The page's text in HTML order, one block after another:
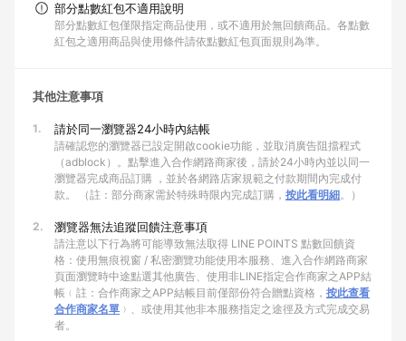
部分點數紅包不適用說明
部分點數紅包僅限指定商品使用，或不適用於無回饋商品。各點數
紅包之適用商品與使用條件請依點數紅包頁面規則為準。
其他注意事項
1. 請於同一瀏覽器24小時內結帳
請確認您的瀏覽器已設定開啟cookie功能，並取消廣告阻擋程式
（adblock）。點擊進入合作網路商家後，請於24小時內並以同一
瀏覽器完成商品訂購 ，並於各網路店家規範之付款期間內完成付
款。 （註：部分商家需於特殊時限內完成訂購， 按此看明細。）
2. 瀏覽器無法追蹤回饋注意事項
請注意以下行為將可能導致無法取得 LINE POINTS 點數回饋資
格：使用無痕視窗 / 私密瀏覽功能使用本服務、進入合作網路商家
頁面瀏覽時中途點選其他廣告、使用非LINE指定合作商家之APP結
帳﹙註：合作商家之APP結帳目前僅部份符合贈點資格， 按此查看
合作商家名單 ﹚、或使用其他非本服務指定之途徑及方式完成交易
者。